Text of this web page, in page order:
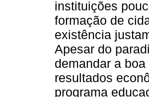
instituições
formação de
existência
Apesar do
demandar a
resultados
programa